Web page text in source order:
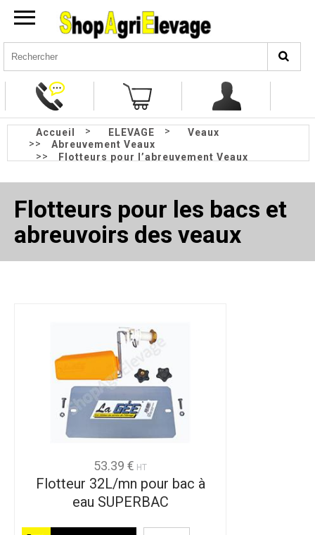
Accueil > ELEVAGE >
Veaux
>>
Abreuvement Veaux
>>
Flotteurs pour l’abreuvement Veaux
Flotteurs pour les bacs et
abreuvoirs des veaux
53.39 € HT
Flotteur 32L/mn pour bac à
eau SUPERBAC